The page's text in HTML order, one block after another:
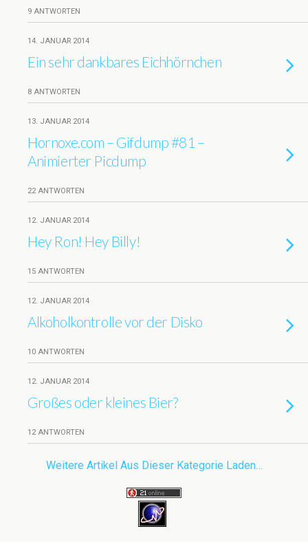
9 ANTWORTEN
14. JANUAR 2014
Ein sehr dankbares Eichhörnchen
8 ANTWORTEN
13. JANUAR 2014
Hornoxe.com – Gifdump #81 –
Animierter Picdump
22 ANTWORTEN
12. JANUAR 2014
Hey Ron! Hey Billy!
15 ANTWORTEN
12. JANUAR 2014
Alkoholkontrolle vor der Disko
10 ANTWORTEN
12. JANUAR 2014
Großes oder kleines Bier?
12 ANTWORTEN
Weitere Artikel Aus Dieser Kategorie Laden…